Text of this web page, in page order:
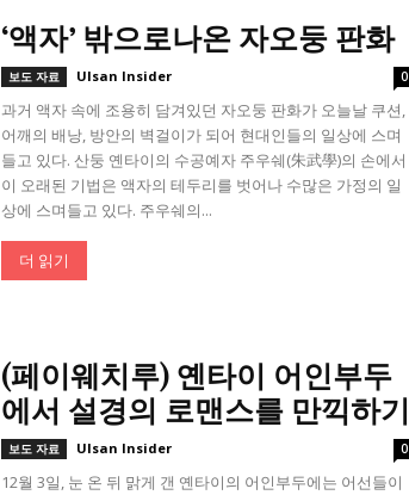
‘액자’ 밖으로나온 자오둥 판화
보도 자료 Ulsan Insider 0
과거 액자 속에 조용히 담겨있던 자오둥 판화가 오늘날 쿠션,
어깨의 배낭, 방안의 벽걸이가 되어 현대인들의 일상에 스며
들고 있다. 산둥 옌타이의 수공예자 주우쉐(朱武學)의 손에서
이 오래된 기법은 액자의 테두리를 벗어나 수많은 가정의 일
상에 스며들고 있다. 주우쉐의...
더 읽기
(페이웨치루) 옌타이 어인부두
에서 설경의 로맨스를 만끽하기
보도 자료 Ulsan Insider 0
12월 3일, 눈 온 뒤 맑게 갠 옌타이의 어인부두에는 어선들이